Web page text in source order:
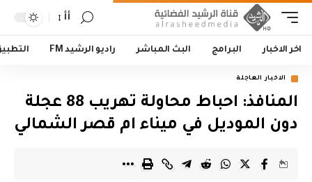
أأ
اخر الاخبار البرامج البث المباشر راديو الرشيد FM
الاخبار العاجلة
المنافذ: احباط محاولة تهريب 88 عجلة
دون الموديل في ميناء ام قصر الشمالي